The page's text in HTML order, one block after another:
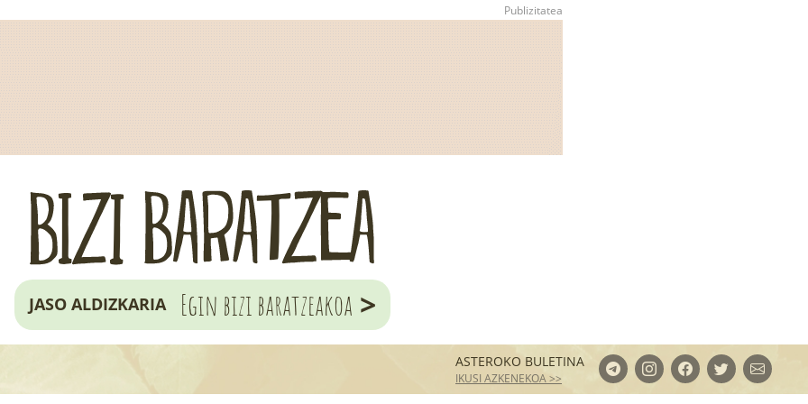
JASO ALDIZKARIA Egin bizi baratzeakoa >
ASTEROKO BULETINA
IKUSI AZKENEKOA >>